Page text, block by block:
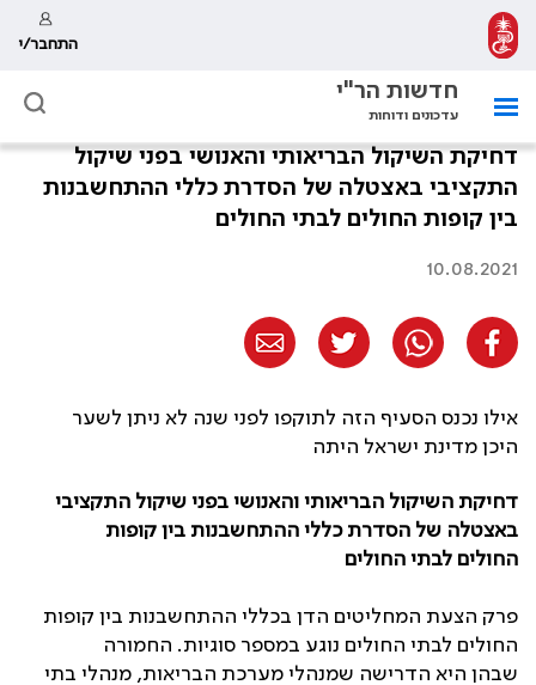
התחבר/י
חדשות הר"י
עדכונים ודוחות
דחיקת השיקול הבריאותי והאנושי בפני שיקול
התקציבי באצטלה של הסדרת כללי ההתחשבנות
בין קופות החולים לבתי החולים
אילו נכנס הסעיף הזה לתוקפו לפני שנה לא ניתן לשער
היכן מדינת ישראל היתה
10.08.2021
דחיקת השיקול הבריאותי והאנושי בפני שיקול התקציבי
באצטלה של הסדרת כללי ההתחשבנות בין קופות
החולים לבתי החולים
פרק הצעת המחליטים הדן בכללי ההתחשבנות בין קופות
החולים לבתי החולים נוגע במספר סוגיות. החמורה
שבהן היא הדרישה שמנהלי מערכת הבריאות, מנהלי בתי